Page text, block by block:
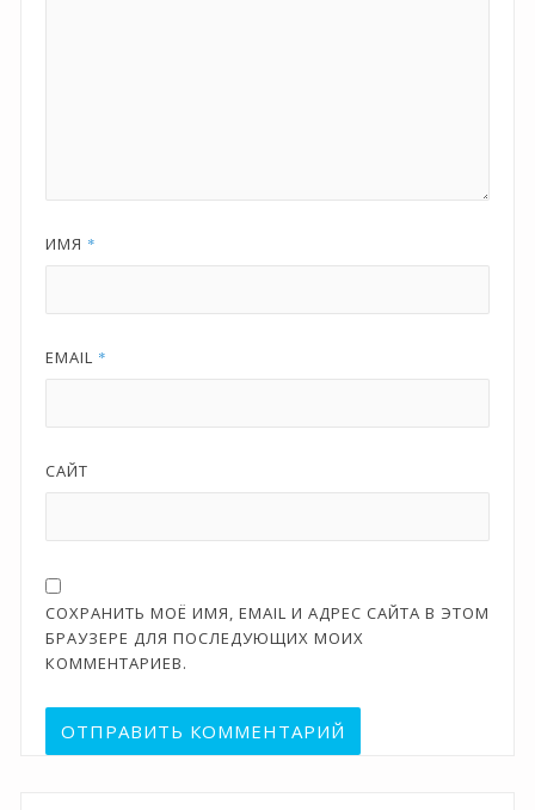
ИМЯ *
EMAIL *
САЙТ
СОХРАНИТЬ МОЁ ИМЯ, EMAIL И АДРЕС САЙТА В ЭТОМ
БРАУЗЕРЕ ДЛЯ ПОСЛЕДУЮЩИХ МОИХ
КОММЕНТАРИЕВ.